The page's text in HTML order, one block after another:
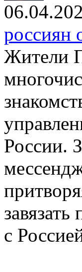
россиян
Жители
России.
с